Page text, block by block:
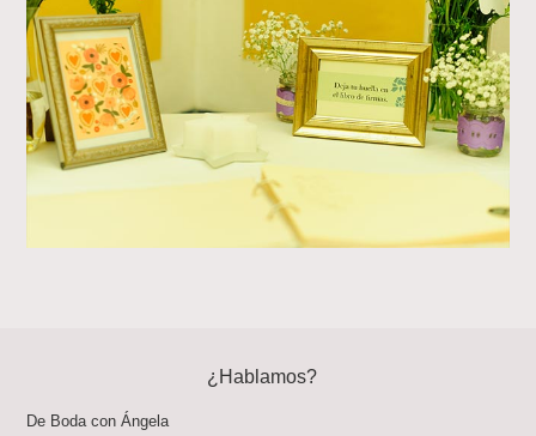
¿Hablamos?
De Boda con Ángela